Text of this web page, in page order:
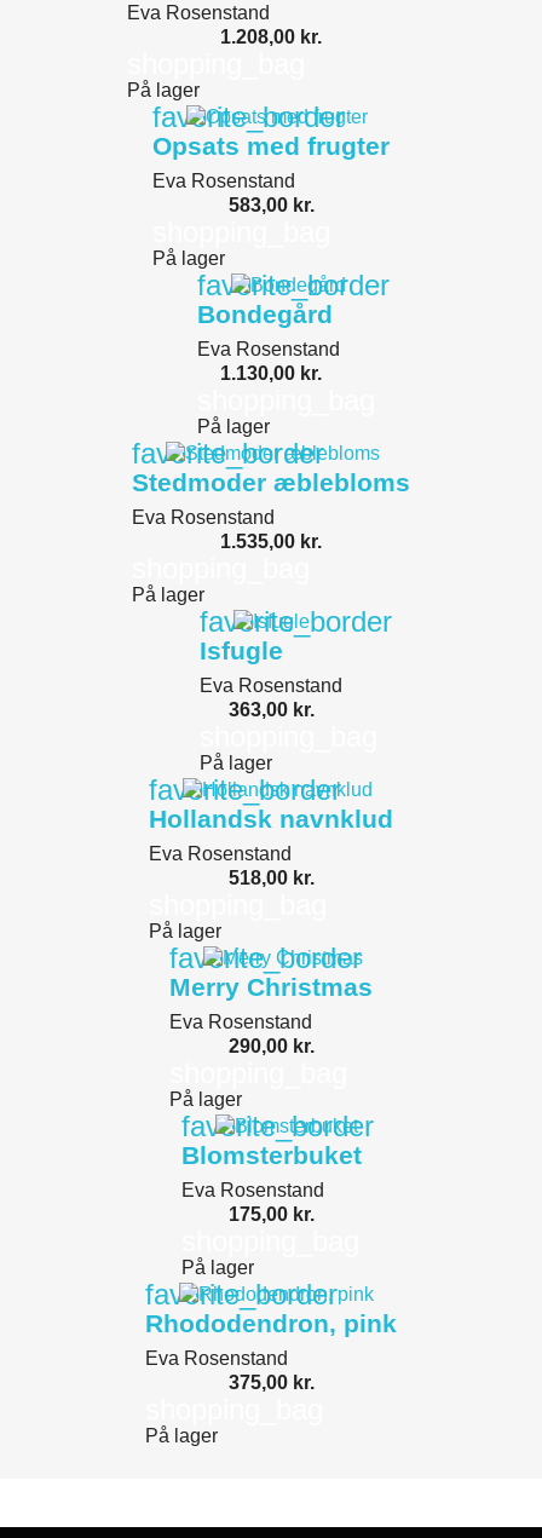
Eva Rosenstand
1.208,00 kr.
På lager
favorite_border
Opsats med frugter
Eva Rosenstand
583,00 kr.
På lager
favorite_border
Bondegård
Eva Rosenstand
1.130,00 kr.
På lager
favorite_border
Stedmoder æblebloms
Eva Rosenstand
1.535,00 kr.
På lager
favorite_border
Isfugle
Eva Rosenstand
363,00 kr.
På lager
favorite_border
Hollandsk navnklud
Eva Rosenstand
518,00 kr.
På lager
favorite_border
Merry Christmas
Eva Rosenstand
290,00 kr.
På lager
favorite_border
Blomsterbuket
Eva Rosenstand
175,00 kr.
På lager
favorite_border
Rhododendron, pink
Eva Rosenstand
375,00 kr.
På lager